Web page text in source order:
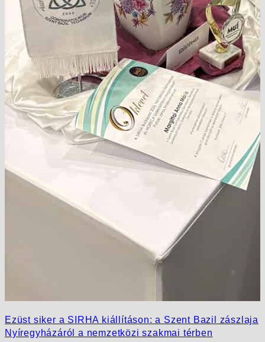
Ezüst siker a SIRHA kiállításon: a Szent Bazil zászlaja
Nyíregyházáról a nemzetközi szakmai térben